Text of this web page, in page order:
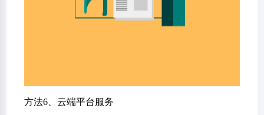
方法6、云端平台服务